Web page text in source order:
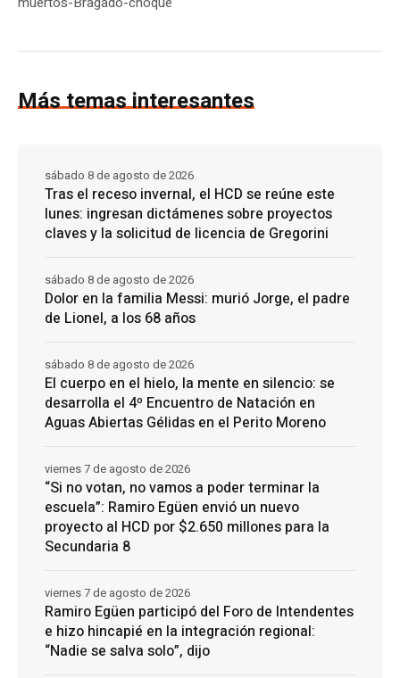
Más temas interesantes
Tras el receso invernal, el HCD se reúne este
lunes: ingresan dictámenes sobre proyectos
claves y la solicitud de licencia de Gregorini
sábado 8 de agosto de 2026
Dolor en la familia Messi: murió Jorge, el padre
de Lionel, a los 68 años
sábado 8 de agosto de 2026
El cuerpo en el hielo, la mente en silencio: se
desarrolla el 4º Encuentro de Natación en
Aguas Abiertas Gélidas en el Perito Moreno
sábado 8 de agosto de 2026
“Si no votan, no vamos a poder terminar la
escuela”: Ramiro Egüen envió un nuevo
proyecto al HCD por $2.650 millones para la
Secundaria 8
viernes 7 de agosto de 2026
Ramiro Egüen participó del Foro de Intendentes
e hizo hincapié en la integración regional:
“Nadie se salva solo”, dijo
viernes 7 de agosto de 2026